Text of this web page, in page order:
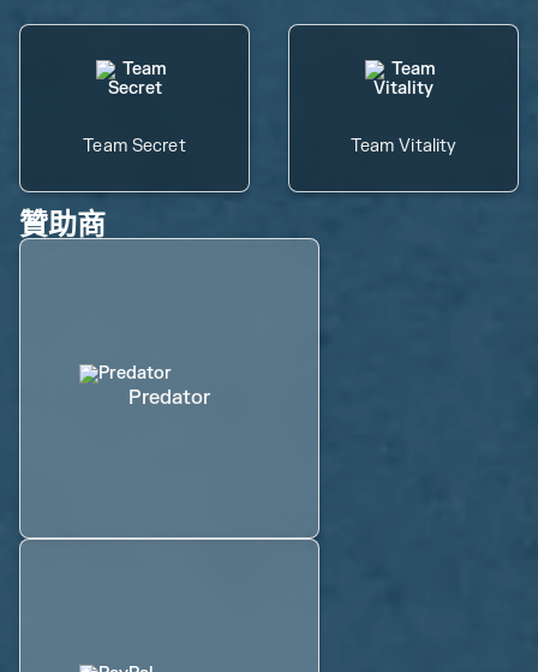
Team Secret Team Vitality
贊助商
Predator